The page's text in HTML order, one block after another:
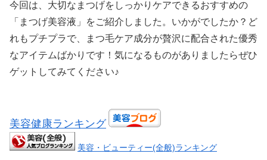
今回は、大切なまつげをしっかりケアできるおすすめの
「まつげ美容液」をご紹介しました。いかがでしたか？ど
れもプチプラで、まつ毛ケア成分が贅沢に配合された優秀
なアイテムばかりです！気になるものがありましたらぜひ
ゲットしてみてください♪
美容健康ランキング
美容・ビューティー(全般)ランキング